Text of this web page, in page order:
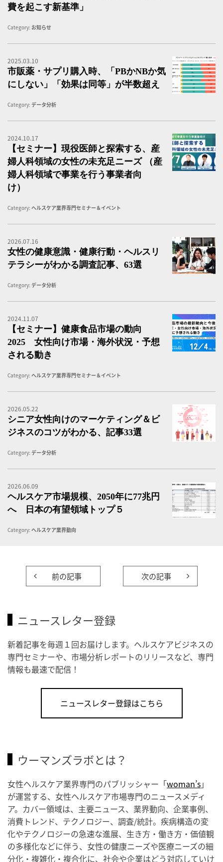
費を起こす新基準」
Category: お知らせ
2025.03.10
市販薬・サプリ購入時、「PBかNBか気
にしない」「効果は同等」が半数超え
Category: データ分析
2024.10.17
【セミナー】現役医師と探索する、産
婦人科領域の女性の未充足ニーズ （産
婦人科領域で事業を行う事業者向
け）
Category: ヘルスケア業界専門セミナー＆イベント
2026.07.16
女性の健康意識・健康行動・ヘルスリ
テラシーがわかる調査記事、63選
Category: データ分析
2024.11.07
【セミナー】健康食品市場の動向
2025 女性向け市場・海外状況・予想
される動き
Category: ヘルスケア業界専門セミナー＆イベント
2026.05.22
シニア女性向けのマーケティング＆ビ
ジネスのコツがわかる、記事33選
Category: データ分析
2026.06.09
ヘルスケア市場規模、2050年に77兆円
へ 日本の有望領域トップ５
Category: ヘルスケア業界動向
前の記事 次の記事
ニュースレター登録
新着記事を毎週１回お届けします。ヘルスケアビジネスの
専門セミナーや、市場分析レポートのリリースなど、専門
情報も最速で配信！
ニュースレター登録はこちら
ウーマンズラボとは？
女性ヘルスケア業界専門のパブリッシャー「woman’s」
が運営する、女性ヘルスケア市場専門のニュースメディ
ア。カバー領域は、主要ニュース、業界動向、企業事例、
消費トレンド、テクノロジー、調査/統計。疾病構造の変
化やテクノロジーの急速な進展、生き方・働き方・価値観
の多様化などに伴う、女性の健康ニーズや医療ニーズの細
分化・複雑化・複合化に、社会や企業はどう対応していけ